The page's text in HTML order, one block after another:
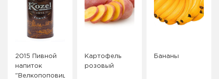
2015 Пивной
напиток
"Велкопоповицкий
Картофель
розовый
Бананы